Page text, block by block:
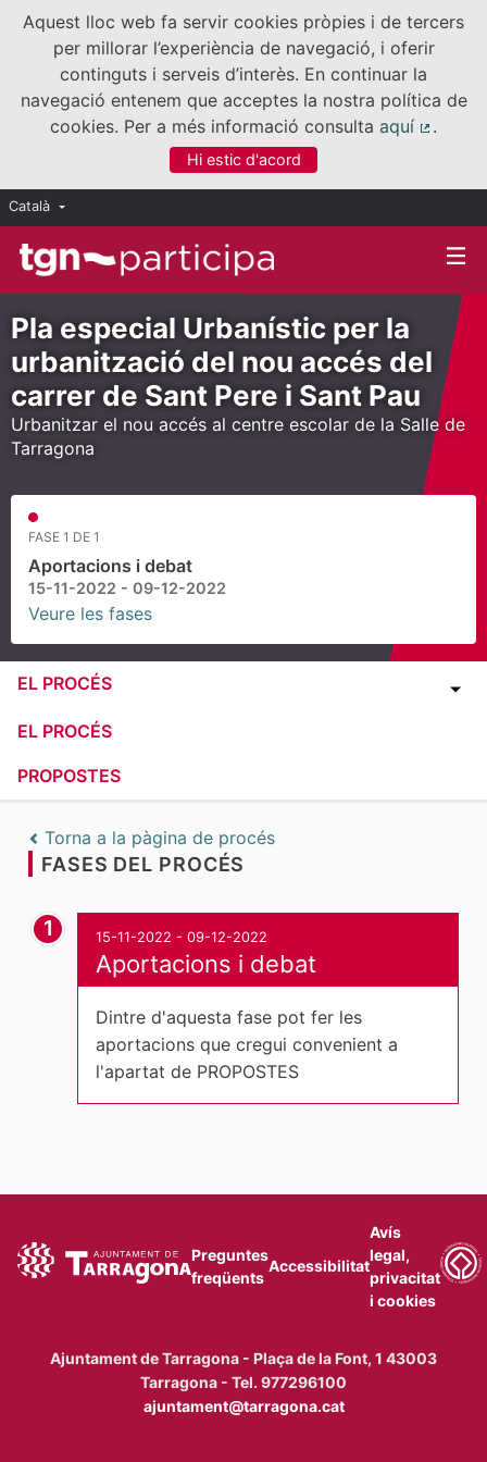
Aquest lloc web fa servir cookies pròpies i de tercers
per millorar l’experiència de navegació, i oferir
continguts i serveis d’interès. En continuar la
navegació entenem que acceptes la nostra política de
cookies. Per a més informació consulta aquí
.
Hi estic d'acord
Català Triar la llengua
Pla especial Urbanístic per la
urbanització del nou accés del
carrer de Sant Pere i Sant Pau
Urbanitzar el nou accés al centre escolar de la Salle de
Tarragona
FASE 1 DE 1
Aportacions i debat
15-11-2022 - 09-12-2022
Veure les fases
EL PROCÉS
EL PROCÉS
PROPOSTES
Torna a la pàgina de procés
FASES DEL PROCÉS
1 15-11-2022 - 09-12-2022
Aportacions i debat
Dintre d'aquesta fase pot fer les
aportacions que cregui convenient a
l'apartat de PROPOSTES
Preguntes
freqüents
Accessibilitat
Avís
legal,
privacitat
i cookies
Ajuntament de Tarragona - Plaça de la Font, 1 43003
Tarragona - Tel. 977296100
ajuntament@tarragona.cat